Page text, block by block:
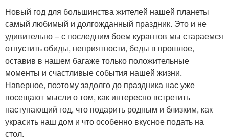
Новый год для большинства жителей нашей планеты
самый любимый и долгожданный праздник. Это и не
удивительно – с последним боем курантов мы стараемся
отпустить обиды, неприятности, беды в прошлое,
оставив в нашем багаже только положительные
моменты и счастливые события нашей жизни.
Наверное, поэтому задолго до праздника нас уже
посещают мысли о том, как интересно встретить
наступающий год, что подарить родным и близким, как
украсить наш дом и что особенно вкусное подать на
стол.